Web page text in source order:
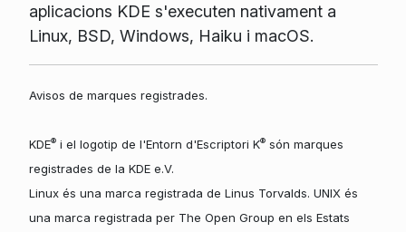
aplicacions KDE s'executen nativament a
Linux, BSD, Windows, Haiku i macOS.
Avisos de marques registrades.
KDE®i el logotip de l'Entorn d'Escriptori K®són marques
registrades de la KDE e.V.
Linux és una marca registrada de Linus Torvalds. UNIX és
una marca registrada per The Open Group en els Estats